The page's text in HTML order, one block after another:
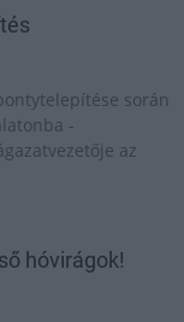
során
-
az
hóvirágok!